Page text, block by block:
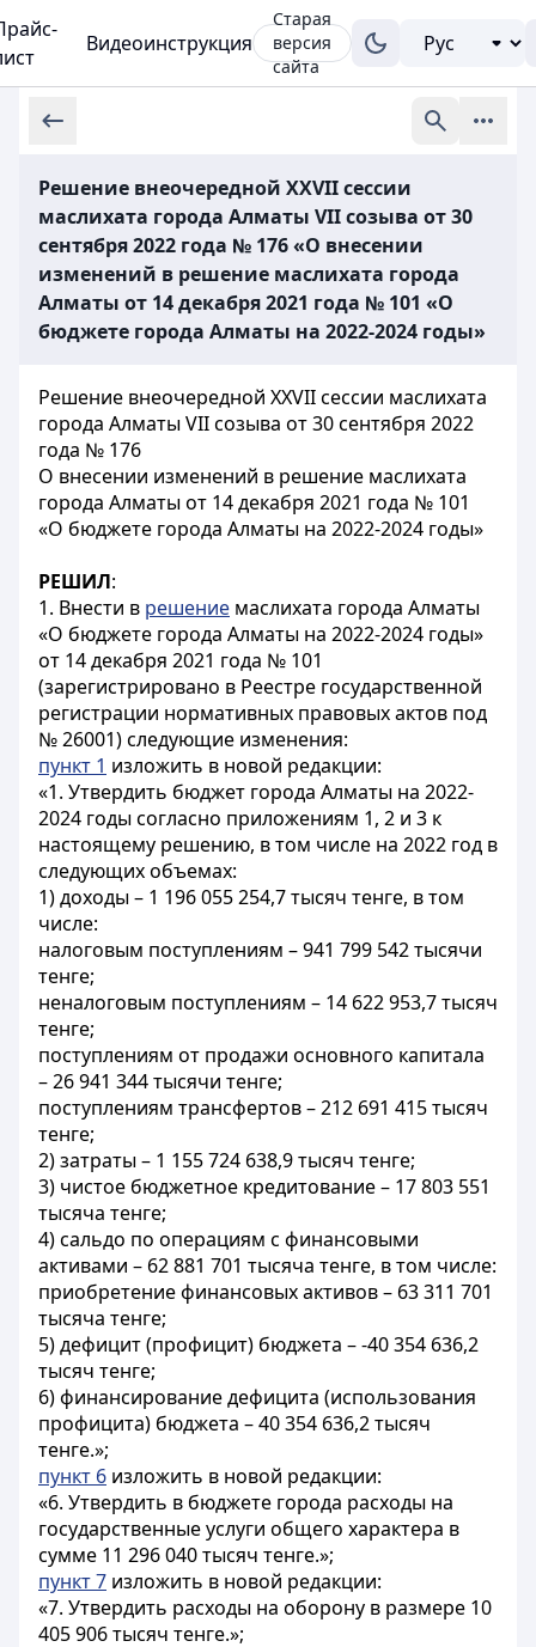
Видеоинструкция
Старая
версия
сайта
Решение внеочередной XXVII сессии
маслихата города Алматы VII созыва от 30
сентября 2022 года № 176 «О внесении
изменений в решение маслихата города
Алматы от 14 декабря 2021 года № 101 «О
бюджете города Алматы на 2022-2024 годы»
Решение внеочередной XXVII сессии маслихата
города Алматы VII созыва от 30 сентября 2022
года № 176
О внесении изменений в решение маслихата
города Алматы от 14 декабря 2021 года № 101
«О бюджете города Алматы на 2022-2024 годы»
РЕШИЛ:
1. Внести в решение маслихата города Алматы
«О бюджете города Алматы на 2022-2024 годы»
от 14 декабря 2021 года № 101
(зарегистрировано в Реестре государственной
регистрации нормативных правовых актов под
№ 26001) следующие изменения:
пункт 1 изложить в новой редакции:
«1. Утвердить бюджет города Алматы на 2022-
2024 годы согласно приложениям 1, 2 и 3 к
настоящему решению, в том числе на 2022 год в
следующих объемах:
1) доходы – 1 196 055 254,7 тысяч тенге, в том
числе:
налоговым поступлениям – 941 799 542 тысячи
тенге;
неналоговым поступлениям – 14 622 953,7 тысяч
тенге;
поступлениям от продажи основного капитала
– 26 941 344 тысячи тенге;
поступлениям трансфертов – 212 691 415 тысяч
тенге;
2) затраты – 1 155 724 638,9 тысяч тенге;
3) чистое бюджетное кредитование – 17 803 551
тысяча тенге;
4) сальдо по операциям с финансовыми
активами – 62 881 701 тысяча тенге, в том числе:
приобретение финансовых активов – 63 311 701
тысяча тенге;
5) дефицит (профицит) бюджета – -40 354 636,2
тысяч тенге;
6) финансирование дефицита (использования
профицита) бюджета – 40 354 636,2 тысяч
тенге.»;
пункт 6 изложить в новой редакции:
«6. Утвердить в бюджете города расходы на
государственные услуги общего характера в
сумме 11 296 040 тысяч тенге.»;
пункт 7 изложить в новой редакции:
«7. Утвердить расходы на оборону в размере 10
405 906 тысяч тенге.»;